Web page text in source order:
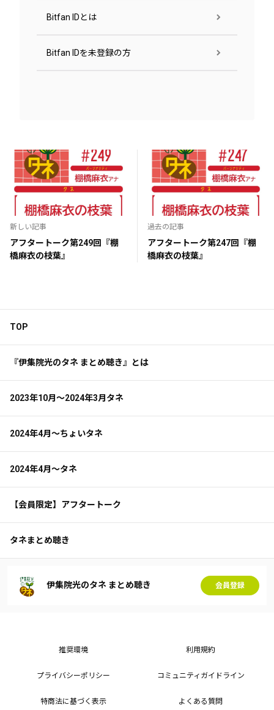
Bitfan IDとは
Bitfan IDを未登録の方
新しい記事
アフタートーク第249回『棚
橋麻衣の枝葉』
過去の記事
アフタートーク第247回『棚
橋麻衣の枝葉』
TOP
『伊集院光のタネ まとめ聴き』とは
2023年10月～2024年3月タネ
2024年4月～ちょいタネ
2024年4月～タネ
【会員限定】アフタートーク
タネまとめ聴き
伊集院光のタネ まとめ聴き 会員登録
推奨環境 利用規約
プライバシーポリシー コミュニティガイドライン
特商法に基づく表示 よくある質問